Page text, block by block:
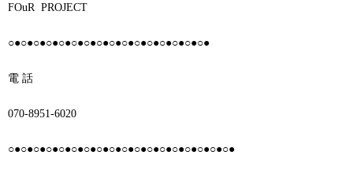
FOuR PROJECT
○●○●○●○●○●○●○●○●○●○●○●○●○●○●○●○●
電 話
070-8951-6020
○●○●○●○●○●○●○●○●○●○●○●○●○●○●○●○●○●○●